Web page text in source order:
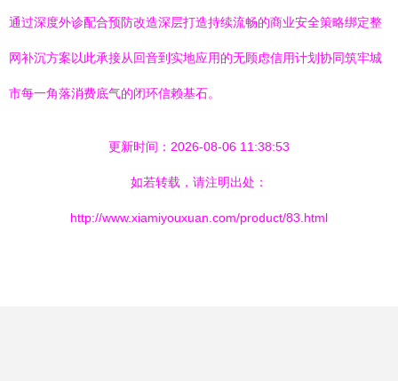
通过深度外诊配合预防改造深层打造持续流畅的商业安全策略绑定整
网补沉方案以此承接从回音到实地应用的无顾虑信用计划协同筑牢城
市每一角落消费底气的闭环信赖基石。
更新时间：2026-08-06 11:38:53
如若转载，请注明出处：
http://www.xiamiyouxuan.com/product/83.html